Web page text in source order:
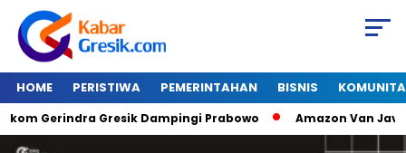
HOME PERISTIWA PEMERINTAHAN BISNIS
Gresik Dampingi Prabowo Amazon Van Java